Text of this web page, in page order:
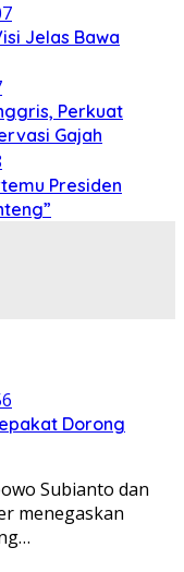
Jelas Bawa
Perkuat
Gajah
Presiden
Dorong
Subianto dan
menegaskan